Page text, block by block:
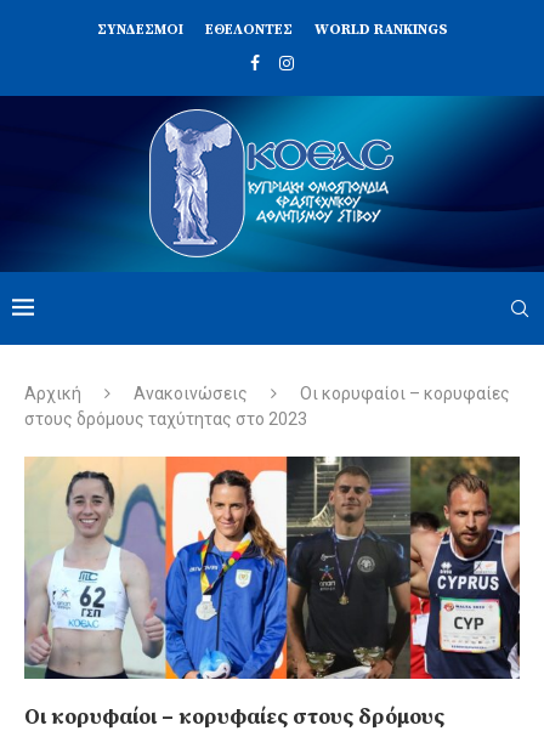
ΣΥΝΔΈΣΜΟΙ ΕΘΕΛΟΝΤΈΣ WORLD RANKINGS
Αρχική Ανακοινώσεις
Οι κορυφαίοι – κορυφαίες
στους δρόμους ταχύτητας στο 2023
Οι κορυφαίοι – κορυφαίες στους δρόμους